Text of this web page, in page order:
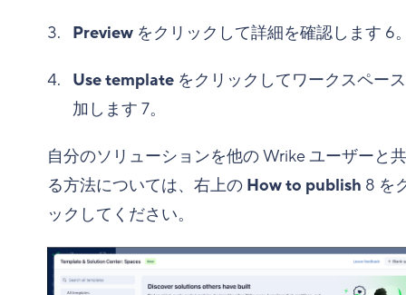
Preview をクリックして詳細を確認します 6
Use template をクリックしてワークスペー
加します 7。
自分のソリューションを他の Wrike ユーザーと
る方法については、右上の How to publish 8 を
ックしてください。